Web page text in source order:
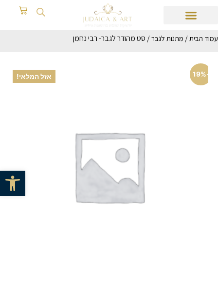
פתח
עמוד הבית/ מתנות לגבר/ סט מהודר לגבר- רבי נחמן
אזל המלאי! -19%